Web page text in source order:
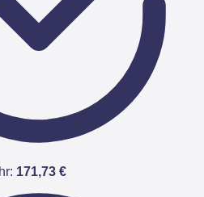
171,73 €